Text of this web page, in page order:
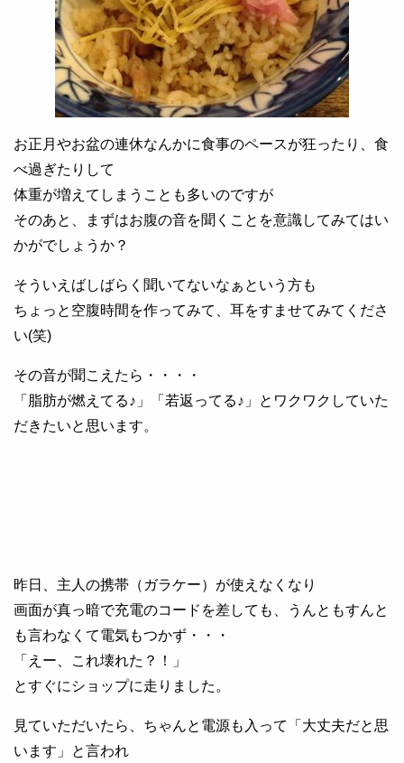
お正月やお盆の連休なんかに食事のペースが狂ったり、食
べ過ぎたりして
体重が増えてしまうことも多いのですが
そのあと、まずはお腹の音を聞くことを意識してみてはい
かがでしょうか？
そういえばしばらく聞いてないなぁという方も
ちょっと空腹時間を作ってみて、耳をすませてみてくださ
い(笑)
その音が聞こえたら・・・・
「脂肪が燃えてる♪」「若返ってる♪」とワクワクしていた
だきたいと思います。
昨日、主人の携帯（ガラケー）が使えなくなり
画面が真っ暗で充電のコードを差しても、うんともすんと
も言わなくて電気もつかず・・・
「えー、これ壊れた？！」
とすぐにショップに走りました。
見ていただいたら、ちゃんと電源も入って「大丈夫だと思
います」と言われ